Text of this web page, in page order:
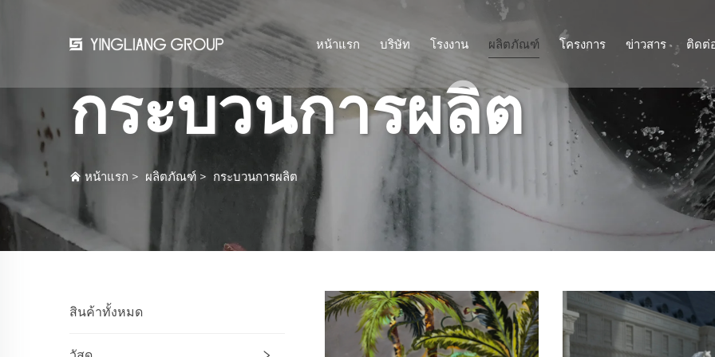
หน้าแรก บริษัท โรงงาน ผลิตภัณฑ์ โครงการ ข่าวสาร ติดต่
กระบวนการผลิต
หน้าแรก > ผลิตภัณฑ์ > กระบวนการผลิต
สินค้าทั้งหมด